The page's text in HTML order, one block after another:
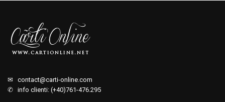
Jaqueline Briskin
Jaymi Cristol
Jayne Ann Krentz
Jean de Letraz
Jaqueline Briskin
Jaymi Cristol
Jayne Ann Krentz
Jean de Letraz
✉ contact@carti-online.com
✆ info clienti: (+40)761-476.295